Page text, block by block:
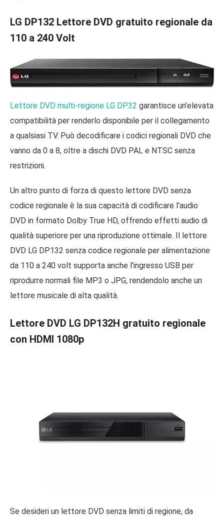
LG DP132 Lettore DVD gratuito regionale da
110 a 240 Volt
Lettore DVD multi-regione LG DP32 garantisce un'elevata
compatibilità per renderlo disponibile per il collegamento
a qualsiasi TV. Può decodificare i codici regionali DVD che
vanno da 0 a 8, oltre a dischi DVD PAL e NTSC senza
restrizioni.
Un altro punto di forza di questo lettore DVD senza
codice regionale è la sua capacità di codificare l'audio
DVD in formato Dolby True HD, offrendo effetti audio di
qualità superiore per una riproduzione ottimale. Il lettore
DVD LG DP132 senza codice regionale per alimentazione
da 110 a 240 volt supporta anche l'ingresso USB per
riprodurre normali file MP3 o JPG, rendendolo anche un
lettore musicale di alta qualità.
Lettore DVD LG DP132H gratuito regionale
con HDMI 1080p
Se desideri un lettore DVD senza limiti di regione, da